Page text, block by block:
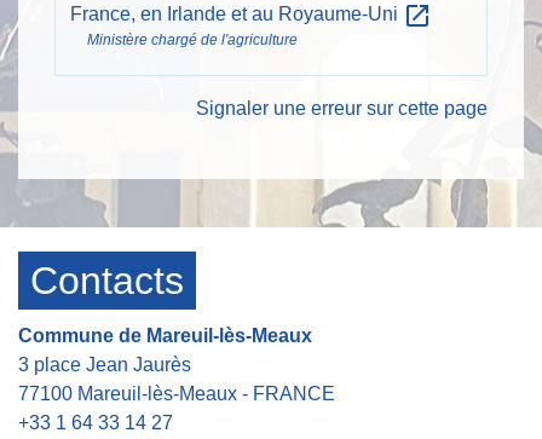
France, en Irlande et au Royaume-Uni open_in_new
Ministère chargé de l'agriculture
Signaler une erreur sur cette page
Contacts
Commune de Mareuil-lès-Meaux
3 place Jean Jaurès
77100 Mareuil-lès-Meaux - FRANCE
+33 1 64 33 14 27